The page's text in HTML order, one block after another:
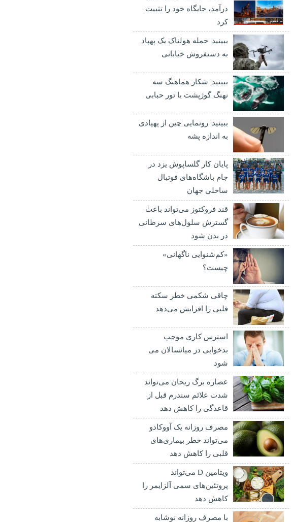
درآمد، جایگاه خود را تثبیت
کرد
ببینید| حمله هولناک یک پهپاد
به دستفروش خیابانی
ببینید| شکار هماهنگ سه
نهنگ گوژپشت با تور حبابی
ببینید| رونمایی چین از پهپادی
به اندازه پشه
پایان کار گلساپوش یزد در
جام باشگاه‌های فوتبال
ساحلی جهان
قند فروکتوز می‌تواند باعث
گسترش سلول‌های سرطانی
در بدن شود
«کم‌شنوایی ناگهانی»
چیست؟
چاقی شکمی خطر سکته
قلبی را افزایش می‌دهد
استرس کاری موجب
بدخوابی در میانسالان می
شود
عصاره برگ ریحان می‌تواند
شدت علائم سندرم قبل از
قاعدگی را کاهش دهد
مصرف روزانه یک آووکادو
می‌تواند خطر بیماری‌های
قلبی را کاهش دهد
ویتامین D می‌تواند
پروتئین‌های سمی آلزایمر را
کاهش دهد
با مصرف روزانه نوشابه